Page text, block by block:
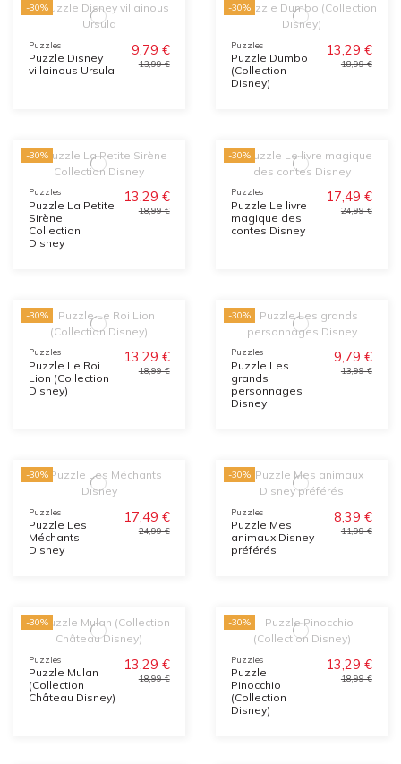
-30%
Puzzles
Puzzle Disney
villainous Ursula
9,79 €
13,99 €
-30%
Puzzles
Puzzle Dumbo
(Collection
Disney)
13,29 €
18,99 €
-30%
Puzzles
Puzzle La Petite
Sirène
Collection
Disney
13,29 €
18,99 €
-30%
Puzzles
Puzzle Le livre
magique des
contes Disney
17,49 €
24,99 €
-30%
Puzzles
Puzzle Le Roi
Lion (Collection
Disney)
13,29 €
18,99 €
-30%
Puzzles
Puzzle Les
grands
personnages
Disney
9,79 €
13,99 €
-30%
Puzzles
Puzzle Les
Méchants
Disney
17,49 €
24,99 €
-30%
Puzzles
Puzzle Mes
animaux Disney
préférés
8,39 €
11,99 €
-30%
Puzzles
Puzzle Mulan
(Collection
Château Disney)
13,29 €
18,99 €
-30%
Puzzles
Puzzle
Pinocchio
(Collection
Disney)
13,29 €
18,99 €